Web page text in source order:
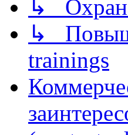
↳
↳
trainings